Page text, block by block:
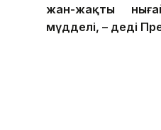
жан-жақты
мүдделі, – деді